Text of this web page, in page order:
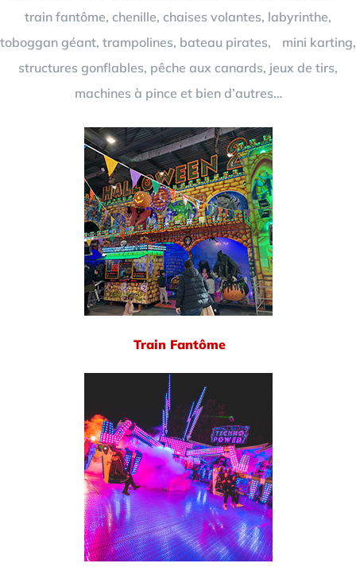
train fantôme, chenille, chaises volantes, labyrinthe,
toboggan géant, trampolines, bateau pirates, mini karting,
structures gonflables, pêche aux canards, jeux de tirs,
machines à pince et bien d’autres…
Train Fantôme